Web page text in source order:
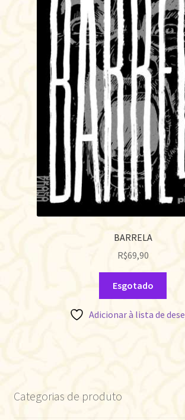
BARRELA
R$69,90
Esgotado
Adicionar à lista de
Categorias de produto